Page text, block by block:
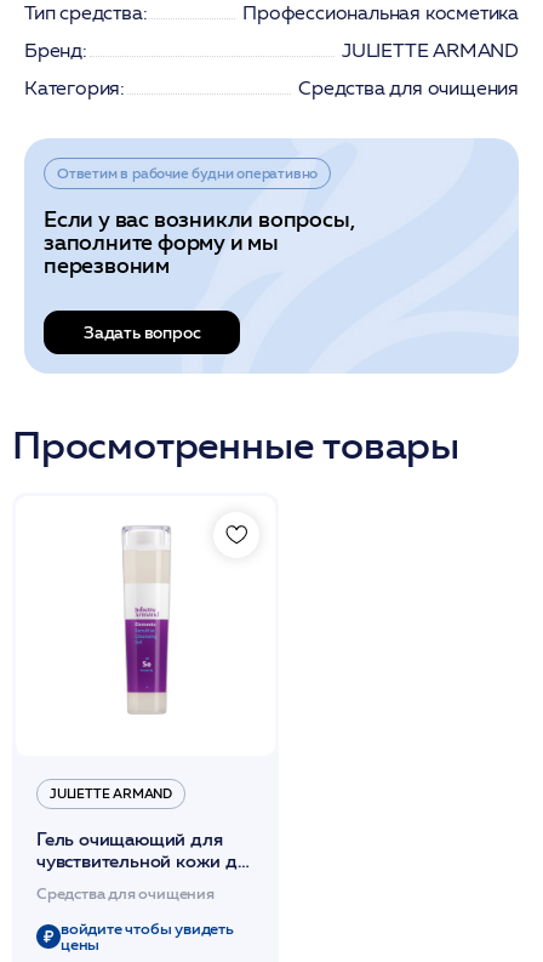
Тип средства:
Профессиональная косметика
Бренд:
JULIETTE ARMAND
Категория:
Средства для очищения
Ответим в рабочие будни оперативно
Если у вас возникли вопросы,
заполните форму и мы
перезвоним
Задать вопрос
Просмотренные товары
JULIETTE ARMAND
Гель очищающий для
чувствительной кожи для
демакияжа 210мл /JA
Средства для очищения
войдите чтобы увидеть
цены